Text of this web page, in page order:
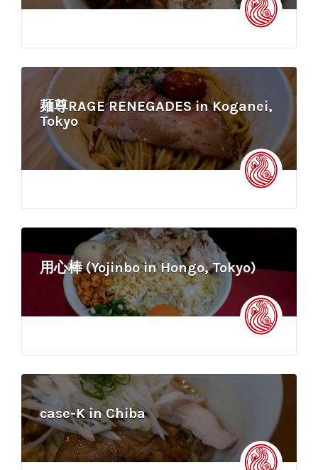
麺尊RAGE RENEGADES in Koganei,
Tokyo
用心棒 (Yojinbo in Hongo, Tokyo)
case-K in Chiba